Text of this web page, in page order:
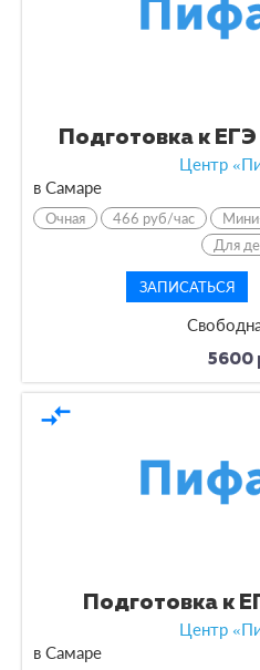
Подготовка к
Центр
в Самаре
Очная 466 руб/час
Для
ЗАПИСАТЬСЯ
5600
compare_arrows
Подготовка к
Центр
в Самаре